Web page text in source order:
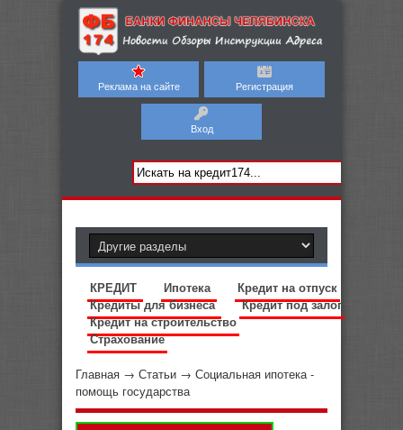
Реклама на сайте Регистрация
Вход
КРЕДИТ Ипотека
Кредит на отпуск
Кредиты для бизнеса
Кредит под залог
Кредит на строительство
Страхование
Главная → Статьи → Социальная ипотека -
помощь государства